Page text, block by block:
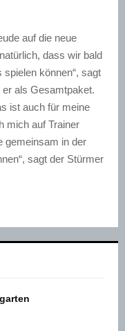
auf die neue
dass wir bald
können“, sagt
als Gesamtpaket.
ist auch für meine
mich auf Trainer
gemeinsam in der
sagt der Stürmer